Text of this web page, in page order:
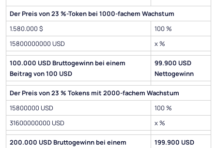
Der Preis von 23 %-Token bei 1000-fachem Wachstum
1.580.000 $
100 %
15800000000 USD
x %
100.000 USD Bruttogewinn bei einem
Beitrag von 100 USD
99.900 USD
Nettogewinn
Der Preis von 23 % Tokens mit 2000-fachem Wachstum
15800000 USD
100 %
31600000000 USD
x %
200.000 USD Bruttogewinn bei einem
199.900 USD